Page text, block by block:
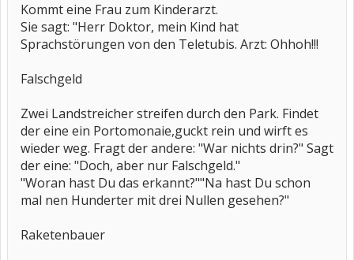
Kommt eine Frau zum Kinderarzt.
Sie sagt: "Herr Doktor, mein Kind hat
Sprachstörungen von den Teletubis. Arzt: Ohhoh!!!
Falschgeld
Zwei Landstreicher streifen durch den Park. Findet
der eine ein Portomonaie,guckt rein und wirft es
wieder weg. Fragt der andere: "War nichts drin?" Sagt
der eine: "Doch, aber nur Falschgeld."
"Woran hast Du das erkannt?""Na hast Du schon
mal nen Hunderter mit drei Nullen gesehen?"
Raketenbauer